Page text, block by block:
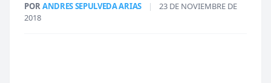
PORANDRES SEPULVEDA ARIAS |
23 DE NOVIEMBRE DE
2018